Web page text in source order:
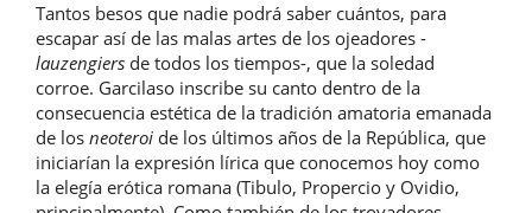
Tantos besos que nadie podrá saber cuántos, para
escapar así de las malas artes de los ojeadores -
lauzengiers de todos los tiempos-, que la soledad
corroe. Garcilaso inscribe su canto dentro de la
consecuencia estética de la tradición amatoria emanada
de los neoteroi de los últimos años de la República, que
iniciarían la expresión lírica que conocemos hoy como
la elegía erótica romana (Tibulo, Propercio y Ovidio,